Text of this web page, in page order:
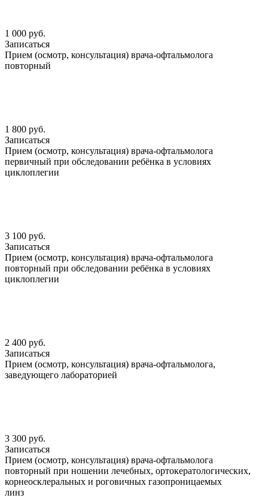
1 000 руб.
Записаться
Прием (осмотр, консультация) врача-офтальмолога
повторный
1 800 руб.
Записаться
Прием (осмотр, консультация) врача-офтальмолога
первичный при обследовании ребёнка в условиях
циклоплегии
3 100 руб.
Записаться
Прием (осмотр, консультация) врача-офтальмолога
повторный при обследовании ребёнка в условиях
циклоплегии
2 400 руб.
Записаться
Прием (осмотр, консультация) врача-офтальмолога,
заведующего лабораторией
3 300 руб.
Записаться
Прием (осмотр, консультация) врача-офтальмолога
повторный при ношении лечебных, ортокератологических,
корнеосклеральных и роговичных газопроницаемых
линз